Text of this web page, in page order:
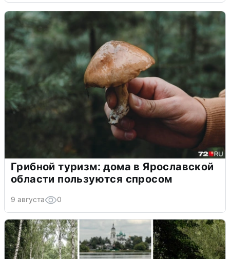
Грибной туризм: дома в Ярославской
области пользуются спросом
9 августа 0